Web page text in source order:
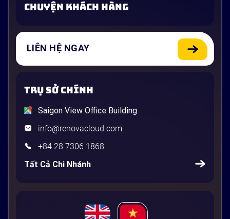
CHUYỆN KHÁCH HÀNG
LIÊN HỆ NGAY
TRỤ SỞ CHÍNH
Saigon View Office Building
info@renovacloud.com
+84 28 7306 1868
Tất Cả Chi Nhánh